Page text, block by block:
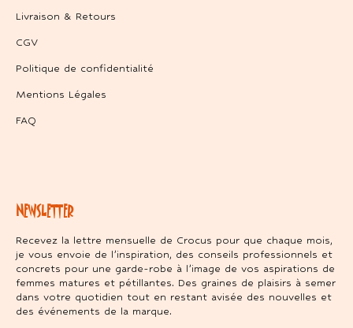
Livraison & Retours
CGV
Politique de confidentialité
Mentions Légales
FAQ
NEWSLETTER
Recevez la lettre mensuelle de Crocus pour que chaque mois,
je vous envoie de l’inspiration, des conseils professionnels et
concrets pour une garde-robe à l’image de vos aspirations de
femmes matures et pétillantes. Des graines de plaisirs à semer
dans votre quotidien tout en restant avisée des nouvelles et
des événements de la marque.